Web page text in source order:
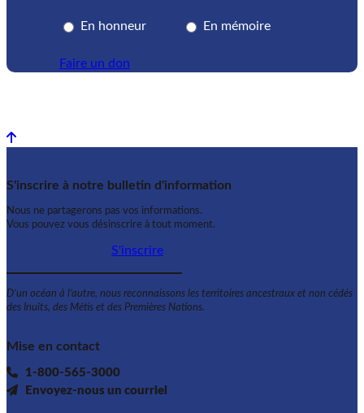
En honneur En mémoire
Faire un don
Back to top
S'inscrire à notre bulletin d'information
Nous ne partagerons pas vos informations.
Vous pouvez vous désinscrire à tout moment.
S'inscrire
D’un océan à l’autre, nous reconnaissons les territoires ancestraux et non cédés
des Inuits, des Métis et des Premières Nations.
Mise en contact
1-800-565-3000
Envoyez-nous un courriel